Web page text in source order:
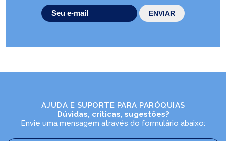
AJUDA E SUPORTE PARA PARÓQUIAS
Dúvidas, críticas, sugestões?
Envie uma mensagem através do formulário abaixo: